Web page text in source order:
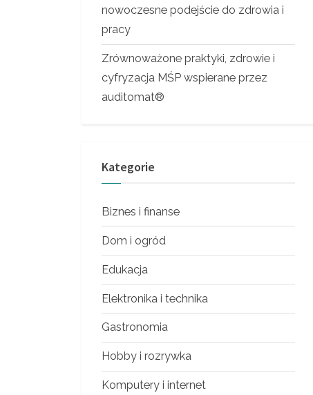
nowoczesne podejście do zdrowia i
pracy
Zrównoważone praktyki, zdrowie i
cyfryzacja MŚP wspierane przez
auditomat®
Kategorie
Biznes i finanse
Dom i ogród
Edukacja
Elektronika i technika
Gastronomia
Hobby i rozrywka
Komputery i internet